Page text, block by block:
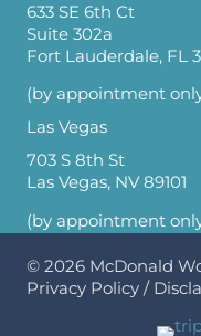
633 SE 6th Ct
Suite 302a
Fort Lauderdale, FL
(by appointment
Las Vegas
703 S 8th St
Las Vegas, NV 89101
(by appointment
© 2026 McDonald
Privacy Policy /